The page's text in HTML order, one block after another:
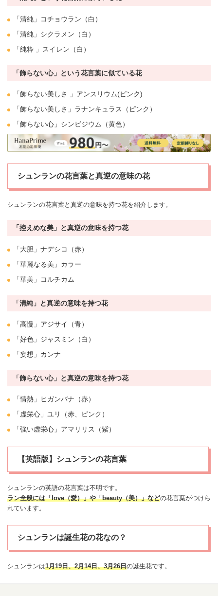
「清純」コチョウラン（白）
「清純」 シクラメン （白）
「純粋 」
スイレン （白）
「飾らない心」という花言葉に似ている花
「飾らない美しさ 」アンスリウム(ピンク)
「飾らない美しさ」 ラナンキュラス
（ピンク）
「飾らない心」 シンビジウム （黄色）
シュンランの花言葉と真逆の意味の花
シュンランの花言葉と真逆の意味を持つ花を紹介します。
「控えめな美」と真逆の意味を持つ花
「大胆」 ナデシコ
（赤）
「華麗なる美」 カラー
「華美」
コルチカム
「清純」と真逆の意味を持つ花
「高慢」 アジサイ
（青）
「好色」 ジャスミン （白）
「妄想」 カンナ
「飾らない心」と真逆の意味を持つ花
「情熱」 ヒガンバナ （赤）
「虚栄心」 ユリ
（赤、ピンク）
「強い虚栄心」 アマリリス （紫）
【英語版】シュンランの花言葉
シュンランの英語の花言葉は不明です。
ラン全般には「love（愛）」や「beauty（美）」などの花言葉がつけら
れています。
シュンランは誕生花の花なの？
シュンランは1月19日、2月14日、3月26日の誕生花です。